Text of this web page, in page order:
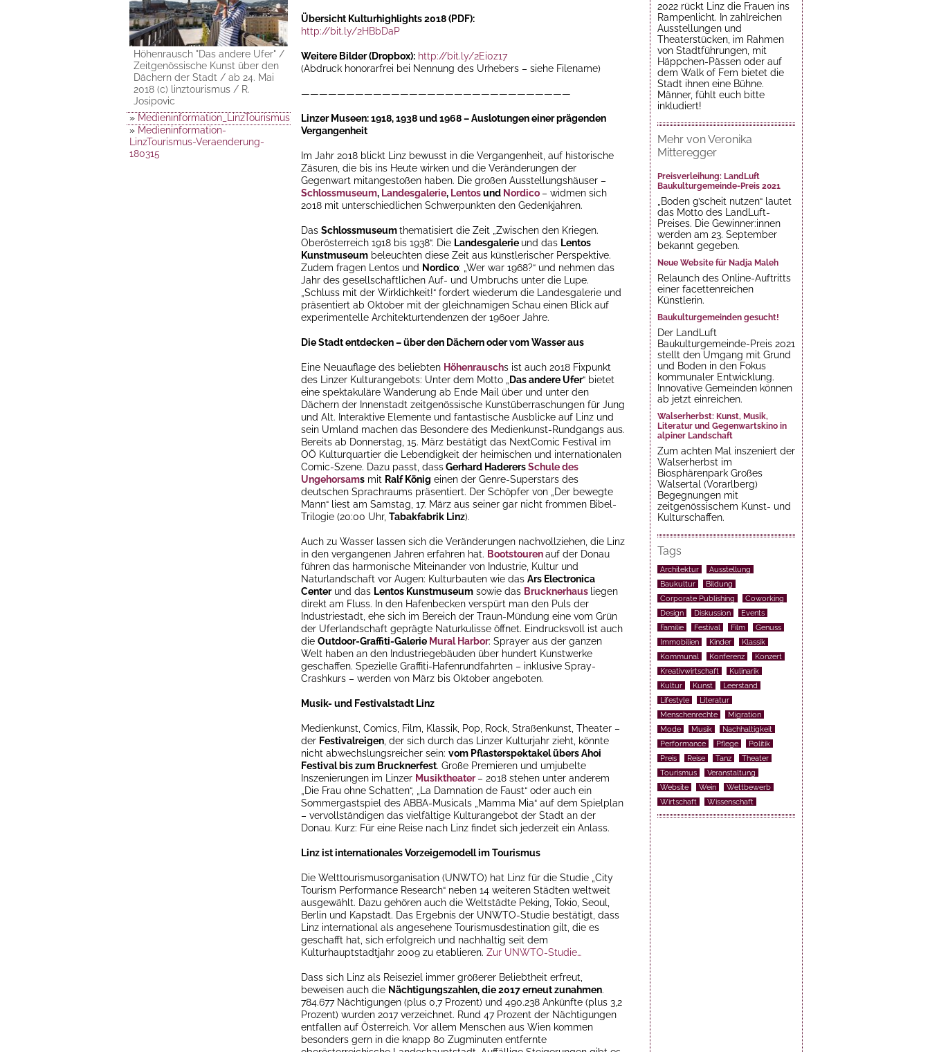
Höhenrausch "Das andere Ufer" /
Zeitgenössische Kunst über den
Dächern der Stadt / ab 24. Mai
2018 (c) linztourismus / R.
Josipovic
» Medieninformation_LinzTourismus_Jahresueberblick_180315
» Medieninformation-
LinzTourismus-Veraenderung-
180315
Übersicht Kulturhighlights 2018 (PDF):
http://bit.ly/2HBbDaP
Weitere Bilder (Dropbox): http://bit.ly/2Ei0z17
(Abdruck honorarfrei bei Nennung des Urhebers – siehe Filename)
——————————————————————————————
Linzer Museen: 1918, 1938 und 1968 – Auslotungen einer prägenden
Vergangenheit
Im Jahr 2018 blickt Linz bewusst in die Vergangenheit, auf historische
Zäsuren, die bis ins Heute wirken und die Veränderungen der
Gegenwart mitangestoßen haben. Die großen Ausstellungshäuser –
Schlossmuseum, Landesgalerie, Lentosund Nordico – widmen sich
2018 mit unterschiedlichen Schwerpunkten den Gedenkjahren.
Das Schlossmuseumthematisiert die Zeit „Zwischen den Kriegen.
Oberösterreich 1918 bis 1938“. Die Landesgalerie und das Lentos
Kunstmuseum beleuchten diese Zeit aus künstlerischer Perspektive.
Zudem fragen Lentos und Nordico: „Wer war 1968?“ und nehmen das
Jahr des gesellschaftlichen Auf- und Umbruchs unter die Lupe.
„Schluss mit der Wirklichkeit!“ fordert wiederum die Landesgalerie und
präsentiert ab Oktober mit der gleichnamigen Schau einen Blick auf
experimentelle Architekturtendenzen der 1960er Jahre.
Die Stadt entdecken – über den Dächern oder vom Wasser aus
Eine Neuauflage des beliebten Höhenrauschs ist auch 2018 Fixpunkt
des Linzer Kulturangebots: Unter dem Motto „
Das andere Ufer“ bietet
eine spektakuläre Wanderung ab Ende Mail über und unter den
Dächern der Innenstadt zeitgenössische Kunstüberraschungen für Jung
und Alt. Interaktive Elemente und fantastische Ausblicke auf Linz und
sein Umland machen das Besondere des Medienkunst-Rundgangs aus.
Bereits ab Donnerstag, 15. März bestätigt das NextComic Festival im
OÖ Kulturquartier die Lebendigkeit der heimischen und internationalen
Comic-Szene. Dazu passt, dassGerhard HaderersSchule des
Ungehorsams mit Ralf König einen der Genre-Superstars des
deutschen Sprachraums präsentiert. Der Schöpfer von „Der bewegte
Mann“ liest am Samstag, 17. März aus seiner gar nicht frommen Bibel-
Trilogie (20:00 Uhr, Tabakfabrik Linz).
Auch zu Wasser lassen sich die Veränderungen nachvollziehen, die Linz
in den vergangenen Jahren erfahren hat. Bootstourenauf der Donau
führen das harmonische Miteinander von Industrie, Kultur und
Naturlandschaft vor Augen: Kulturbauten wie das Ars Electronica
Centerund das Lentos Kunstmuseum sowie das Brucknerhaus liegen
direkt am Fluss. In den Hafenbecken verspürt man den Puls der
Industriestadt, ehe sich im Bereich der Traun-Mündung eine vom Grün
der Uferlandschaft geprägte Naturkulisse öffnet. Eindrucksvoll ist auch
die Outdoor-Graffiti-Galerie Mural Harbor: Sprayer aus der ganzen
Welt haben an den Industriegebäuden über hundert Kunstwerke
geschaffen. Spezielle Graffiti-Hafenrundfahrten – inklusive Spray-
Crashkurs – werden von März bis Oktober angeboten.
Musik- und Festivalstadt Linz
Medienkunst, Comics, Film, Klassik, Pop, Rock, Straßenkunst, Theater –
der Festivalreigen , der sich durch das Linzer Kulturjahr zieht, könnte
nicht abwechslungsreicher sein: vom Pflasterspektakelübers Ahoi
Festival bis zum Brucknerfest. Große Premieren und umjubelte
Inszenierungen im Linzer Musiktheater– 2018 stehen unter anderem
„Die Frau ohne Schatten“, „La Damnation de Faust“ oder auch ein
Sommergastspiel des ABBA-Musicals „Mamma Mia“ auf dem Spielplan
– vervollständigen das vielfältige Kulturangebot der Stadt an der
Donau. Kurz: Für eine Reise nach Linz findet sich jederzeit ein Anlass.
Linz ist internationales Vorzeigemodell im Tourismus
Die Welttourismusorganisation (UNWTO) hat Linz für die Studie „City
Tourism Performance Research“ neben 14 weiteren Städten weltweit
ausgewählt. Dazu gehören auch die Weltstädte Peking, Tokio, Seoul,
Berlin und Kapstadt. Das Ergebnis der UNWTO-Studie bestätigt, dass
Linz international als angesehene Tourismusdestination gilt, die es
geschafft hat, sich erfolgreich und nachhaltig seit dem
Kulturhauptstadtjahr 2009 zu etablieren. Zur UNWTO-Studie…
Dass sich Linz als Reiseziel immer größerer Beliebtheit erfreut,
beweisen auch die Nächtigungszahlen, die 2017 erneut zunahmen.
784.677 Nächtigungen (plus 0,7 Prozent) und 490.238 Ankünfte (plus 3,2
Prozent) wurden 2017 verzeichnet. Rund 47 Prozent der Nächtigungen
entfallen auf Österreich. Vor allem Menschen aus Wien kommen
besonders gern in die knapp 80 Zugminuten entfernte
2022 rückt Linz die Frauen ins
Rampenlicht. In zahlreichen
Ausstellungen und
Theaterstücken, im Rahmen
von Stadtführungen, mit
Häppchen-Pässen oder auf
dem Walk of Fem bietet die
Stadt ihnen eine Bühne.
Männer, fühlt euch bitte
inkludiert!
Mehr von Veronika
Mitteregger
Preisverleihung: LandLuft
Baukulturgemeinde-Preis 2021
„Boden g’scheit nutzen“ lautet
das Motto des LandLuft-
Preises. Die Gewinner:innen
werden am 23. September
bekannt gegeben.
Neue Website für Nadja Maleh
Relaunch des Online-Auftritts
einer facettenreichen
Künstlerin.
Baukulturgemeinden gesucht!
Der LandLuft
Baukulturgemeinde-Preis 2021
stellt den Umgang mit Grund
und Boden in den Fokus
kommunaler Entwicklung.
Innovative Gemeinden können
ab jetzt einreichen.
Walserherbst: Kunst, Musik,
Literatur und Gegenwartskino in
alpiner Landschaft
Zum achten Mal inszeniert der
Walserherbst im
Biosphärenpark Großes
Walsertal (Vorarlberg)
Begegnungen mit
zeitgenössischem Kunst- und
Kulturschaffen.
Tags
Architektur
Ausstellung
Baukultur
Bildung
Corporate Publishing
Coworking
Design
Diskussion
Events
Familie
Festival Film
Genuss
Immobilien
Kinder
Klassik
Kommunal
Konferenz
Konzert
Kreativwirtschaft
Kulinarik
Kultur
Kunst
Leerstand
Lifestyle
Literatur
Menschenrechte
Migration
Mode
Musik
Nachhaltigkeit
Performance
Pflege
Politik
Preis
Reise Tanz
Theater
Tourismus
Veranstaltung
Website
Wein
Wettbewerb
Wirtschaft
Wissenschaft